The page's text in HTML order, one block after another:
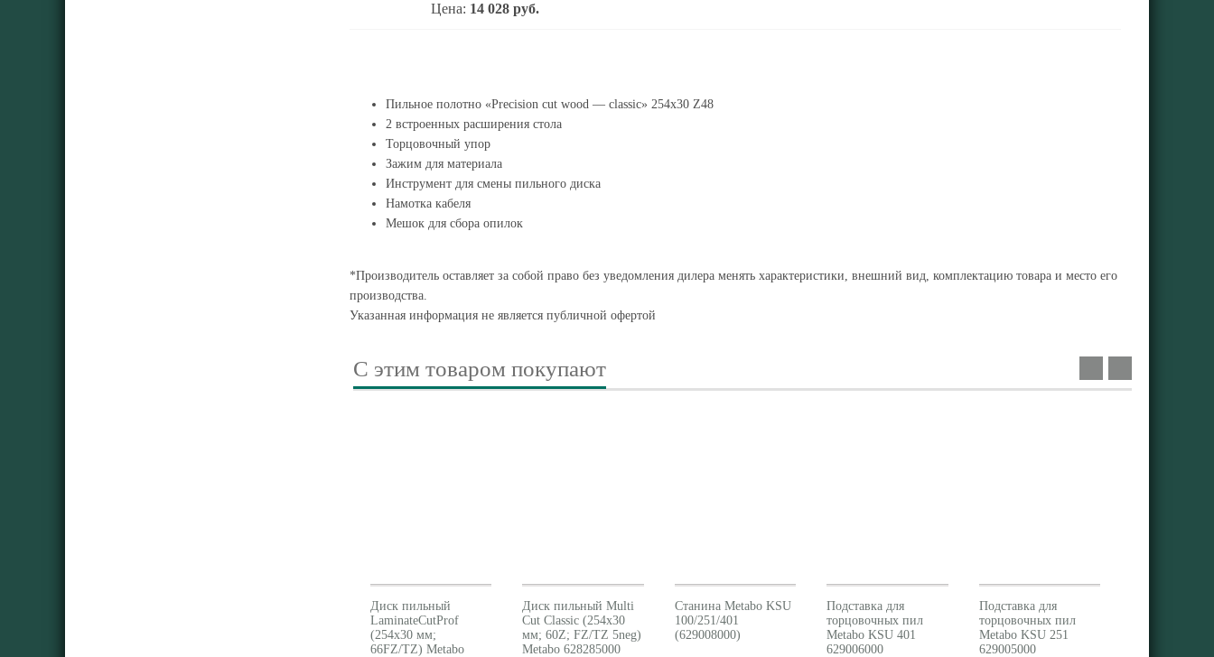
Цена: 14 028 руб.
Пильное полотно «Precision cut wood — classic» 254x30 Z48
2 встроенных расширения стола
Торцовочный упор
Зажим для материала
Инструмент для смены пильного диска
Намотка кабеля
Мешок для сбора опилок
*Производитель оставляет за собой право без уведомления дилера менять характеристики, внешний вид, комплектацию товара и место его
производства.
Указанная информация не является публичной офертой
С этим товаром покупают
Диск пильный
LaminateCutProf
(254x30 мм;
66FZ/TZ) Metabo
Диск пильный Multi
Cut Classic (254x30
мм; 60Z; FZ/TZ 5neg)
Metabo 628285000
Станина Metabo KSU
100/251/401
(629008000)
Подставка для
торцовочных пил
Metabo KSU 401
629006000
Подставка для
торцовочных пил
Metabo KSU 251
629005000